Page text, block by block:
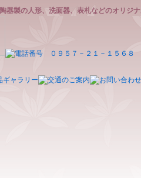
陶器製の人形、洗面器、表札などのオリジ